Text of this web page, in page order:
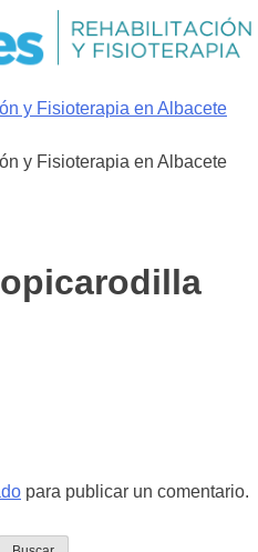
y Fisioterapia en Albacete
y Fisioterapia en Albacete
para publicar un comentario.